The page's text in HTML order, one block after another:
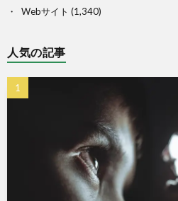
Webサイト (1,340)
人気の記事